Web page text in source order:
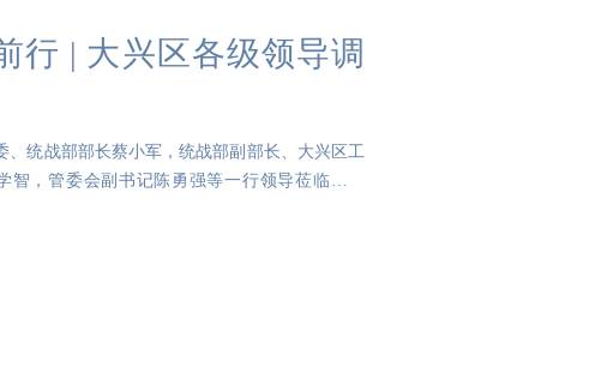
行 | 大兴区各级领导调
统战部部长蔡小军，统战部副部长、大兴区工
，管委会副书记陈勇强等一行领导莅临公海